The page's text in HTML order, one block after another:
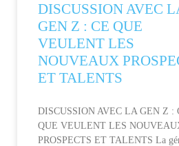
DISCUSSION AVEC
GEN Z : CE QUE
VEULENT LES
NOUVEAUX
ET TALENTS
DISCUSSION AVEC LA GEN Z :
QUE VEULENT LES
PROSPECTS ET TALENTS La